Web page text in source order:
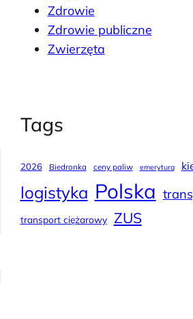
Zdrowie
Zdrowie publiczne
Zwierzęta
Tags
2026 Biedronka ceny paliw emerytura
logistyka Polska
transport ciężarowy ZUS